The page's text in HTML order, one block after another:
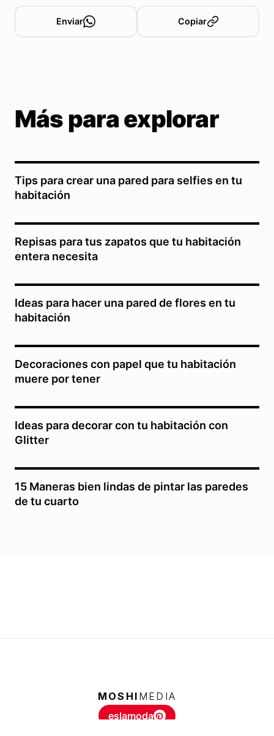
Enviar Copiar
Más para explorar
Tips para crear una pared para selfies en tu
habitación
Repisas para tus zapatos que tu habitación
entera necesita
Ideas para hacer una pared de flores en tu
habitación
Decoraciones con papel que tu habitación
muere por tener
Ideas para decorar con tu habitación con
Glitter
15 Maneras bien lindas de pintar las paredes
de tu cuarto
MOSHI MEDIA
eslamoda